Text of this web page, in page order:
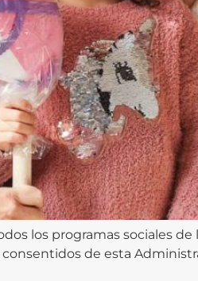
los programas sociales
de esta